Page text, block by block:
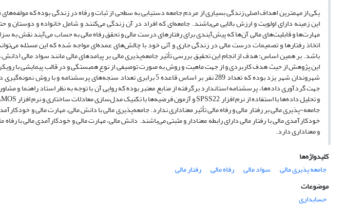
یکی از مهمترین اهداف اصلی زندگی بسیاری از مردم جامعه دستیابی به سطحی از ثبات و رفاه در زندگی بوده که
این زمینه دارای اولویت و ارزش بالایی می‌باشند. جامعه‌ای که افراد در آن زندگی می‌کنند و شامل خانواده و
مهارت‌ها و قابلیت‌های مالی آن‌ها که پیش‌آیندی برای رفتارهای درست مالی و تحقق رفاه مالی به حساب می‌آیند نقش به
اتخاذ رفتارها و تصمیمات درست مالی در زندگی جاری و آتی خود با چالش‌های عمده‌ای مواجه شده که این مسئله
باشد. بر همین اساس؛ هدف از انجام این تحقیق بررسی تأثیر جامعه‌پذیری مالی بر پیامدهای مالی مانند سواد مالی
این پژوهش از حیث هدف کاربردی و از جهت ماهیت و روش به صورت توصیفی از نوع همبستگی و در قالب پیمایشی با
شهروندان شهر یزد بوده که تعداد 289 نفر بر اساس قاعده 5 برابری تعداد
جهت گردآوری داده‌ها، پرسشنامه استاندارد برگرفته از منابع معتبر بوده که روایی آن با توجه به نظر استاد راهنما و
جامعه-پذیری مالی بر رفتار مالی و رفاه مالی تأثیر معناداری ندارد. جامعه‌پذیری مالی با دانش مالی، مهارت مالی و
خودکارآمدی مالی با رفتار مالی دارای رابطه معنادار و مثبتی می‌باشند. دانش مالی، مهارت مالی و خودکارآمدی مالی با رفاه
و معناداری دارد.
کلیدواژه‌ها
جامعه پذیری مالی
سواد مالی رفاه مالی
رفتار مالی
موضوعات
حسابداری